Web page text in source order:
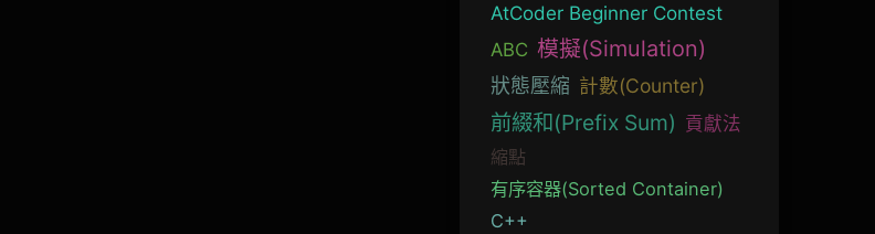
AtCoder Beginner Contest
ABC 模擬(Simulation)
狀態壓縮 計數(Counter)
前綴和(Prefix Sum) 貢獻法
縮點
有序容器(Sorted Container)
C++